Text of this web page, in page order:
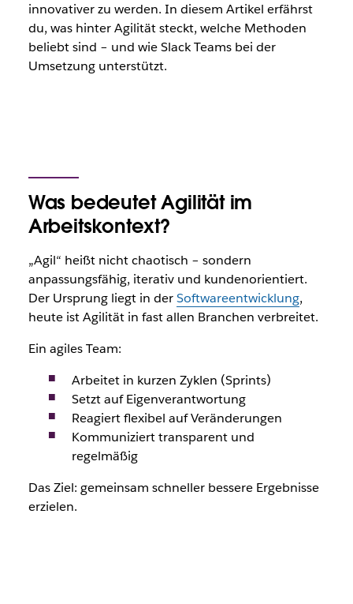
innovativer zu werden. In diesem Artikel erfährst
du, was hinter Agilität steckt, welche Methoden
beliebt sind – und wie Slack Teams bei der
Umsetzung unterstützt.
Was bedeutet Agilität im
Arbeitskontext?
„Agil“ heißt nicht chaotisch – sondern
anpassungsfähig, iterativ und kundenorientiert.
Der Ursprung liegt in derSoftwareentwicklung,
heute ist Agilität in fast allen Branchen verbreitet.
Ein agiles Team:
Arbeitet in kurzen Zyklen (Sprints)
Setzt auf Eigenverantwortung
Reagiert flexibel auf Veränderungen
Kommuniziert transparent und
regelmäßig
Das Ziel: gemeinsam schneller bessere Ergebnisse
erzielen.